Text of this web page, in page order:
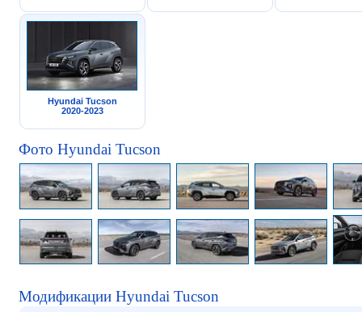
Hyundai Tucson
2020-2023
Фото Hyundai Tucson
Модификации Hyundai Tucson